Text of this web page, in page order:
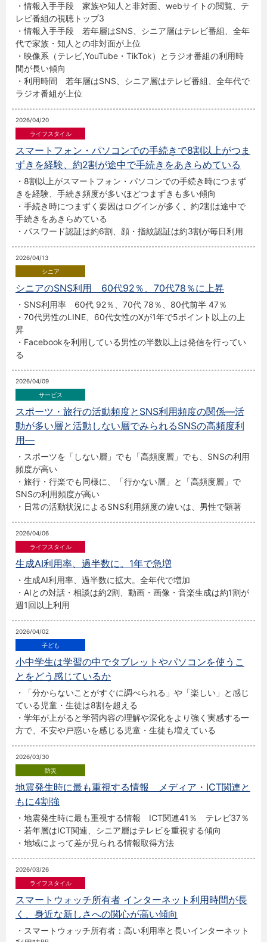
・情報入手手段 家族や知人と非対面、webサイトの閲覧、テ
レビ番組の視聴トップ3
・情報入手手段 若年層はSNS、シニア層はテレビ番組、全年
代で家族・知人との非対面が上位
・映像系（テレビ,YouTube・TikTok）とラジオ番組の利用時
間が長い傾向
・利用時間 若年層はSNS、シニア層はテレビ番組、全年代で
ラジオ番組が上位
2026/04/20
スマートフォン・パソコンでの手続きで8割以上がつま
ずきを経験、約2割が途中で手続きをあきらめている
・8割以上がスマートフォン・パソコンでの手続き時につまず
きを経験、手続き頻度が多いほどつまずきも多い傾向
・手続き時につまずく要因はログインが多く、約2割は途中で
手続きをあきらめている
・パスワード認証は約6割、顔・指紋認証は約3割が毎日利用
2026/04/13
シニアのSNS利用 60代92％、70代78％に上昇
・SNS利用率 60代 92％、70代 78％、80代前半 47％
・70代男性のLINE、60代女性のXが1年で5ポイント以上の上
昇
・Facebookを利用している男性の半数以上は発信を行ってい
る
2026/04/09
スポーツ・旅行の活動頻度とSNS利用頻度の関係―活
動が多い層と活動しない層でみられるSNSの高頻度利
用―
・スポーツを「しない層」でも「高頻度層」でも、SNSの利用
頻度が高い
・旅行・行楽でも同様に、「行かない層」と「高頻度層」で
SNSの利用頻度が高い
・日常の活動状況によるSNS利用頻度の違いは、男性で顕著
2026/04/06
生成AI利用率、過半数に。1年で急増
・生成AI利用率、過半数に拡大。全年代で増加
・AIとの対話・相談は約2割、動画・画像・音楽生成は約1割が
週1回以上利用
2026/04/02
小中学生は学習の中でタブレットやパソコンを使うこ
とをどう感じているか
・「分からないことがすぐに調べられる」や「楽しい」と感じ
ている児童・生徒は8割を超える
・学年が上がると学習内容の理解や深化をより強く実感する一
方で、不安や戸惑いを感じる児童・生徒も増えている
2026/03/30
地震発生時に最も重視する情報 メディア・ICT関連と
もに4割強
・地震発生時に最も重視する情報 ICT関連41％ テレビ37％
・若年層はICT関連、シニア層はテレビを重視する傾向
・地域によって差が見られる情報取得方法
2026/03/26
スマートウォッチ所有者 インターネット利用時間が長
く、身近な新しさへの関心が高い傾向
・スマートウォッチ所有者：高い利用率と長いインターネット